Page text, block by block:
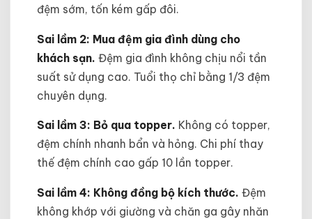
đệm sớm, tốn kém gấp đôi.
Sai lầm 2: Mua đệm gia đình dùng cho
khách sạn. Đệm gia đình không chịu nổi tần
suất sử dụng cao. Tuổi thọ chỉ bằng 1/3 đệm
chuyên dụng.
Sai lầm 3: Bỏ qua topper. Không có topper,
đệm chính nhanh bẩn và hỏng. Chi phí thay
thế đệm chính cao gấp 10 lần topper.
Sai lầm 4: Không đồng bộ kích thước. Đệm
không khớp với giường và chăn ga gây nhăn